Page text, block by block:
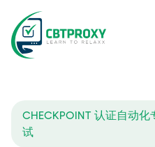
CHECKPOINT 认证自动
试